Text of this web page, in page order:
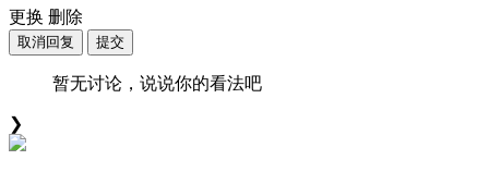
更换 删除
取消回复 提交
暂无讨论，说说你的看法吧
❯